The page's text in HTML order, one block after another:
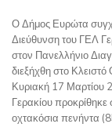
Ο Δήμος Ευρώτα
Διεύθυνση του ΓΕΛ
στον Πανελλήνιο
διεξήχθη στο
Κυριακή 17 Μαρτίου
Γερακίου
οχτακόσια πενήντα